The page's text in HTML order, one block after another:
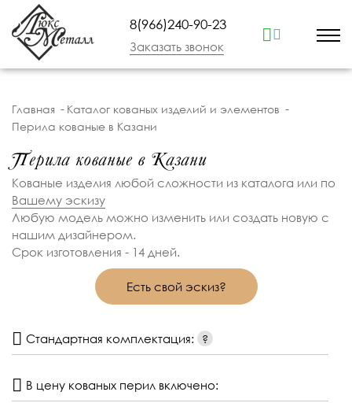
8(966)240-90-23
Заказать звонок
Главная
Каталог кованых изделий и элементов
Перила кованые в Казани
Перила кованые в Казани
Кованые изделия любой сложности из каталога или по
Вашему эскизу
Любую модель можно изменить или создать новую с
нашим дизайнером.
Срок изготовления - 14 дней.
Есть свой эскиз?
Стандартная комплектация: ?
В цену кованых перил включено: